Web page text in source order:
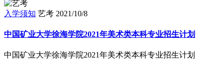
入学须知 艺考 2021/10/8
中国矿业大学徐海学院2021年美术类本科专业招生计划
中国矿业大学徐海学院2021年美术类本科专业招生计划